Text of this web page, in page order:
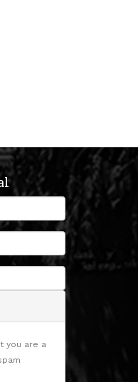
you are a